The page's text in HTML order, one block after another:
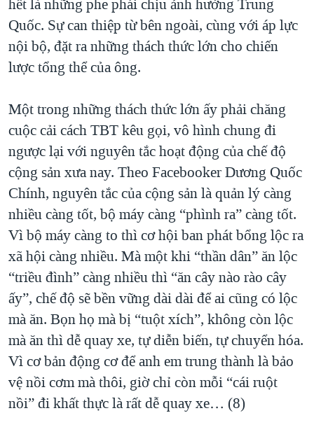
hết là những phe phái chịu ảnh hưởng Trung
Quốc. Sự can thiệp từ bên ngoài, cùng với áp lực
nội bộ, đặt ra những thách thức lớn cho chiến
lược tổng thể của ông.
Một trong những thách thức lớn ấy phải chăng
cuộc cải cách TBT kêu gọi, vô hình chung đi
ngược lại với nguyên tắc hoạt động của chế độ
cộng sản xưa nay. Theo Facebooker Dương Quốc
Chính, nguyên tắc của cộng sản là quản lý càng
nhiều càng tốt, bộ máy càng “phình ra” càng tốt.
Vì bộ máy càng to thì cơ hội ban phát bổng lộc ra
xã hội càng nhiều. Mà một khi “thần dân” ăn lộc
“triều đình” càng nhiều thì “ăn cây nào rào cây
ấy”, chế độ sẽ bền vững dài dài để ai cũng có lộc
mà ăn. Bọn họ mà bị “tuột xích”, không còn lộc
mà ăn thì dễ quay xe, tự diễn biến, tự chuyển hóa.
Vì cơ bản động cơ để anh em trung thành là bảo
vệ nồi cơm mà thôi, giờ chỉ còn mỗi “cái ruột
nồi” đi khất thực là rất dễ quay xe… (8)